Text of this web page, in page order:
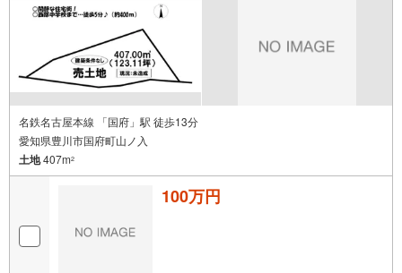
名鉄名古屋本線 「国府」駅 徒歩13分
愛知県豊川市国府町山ノ入
土地407m2
100万円